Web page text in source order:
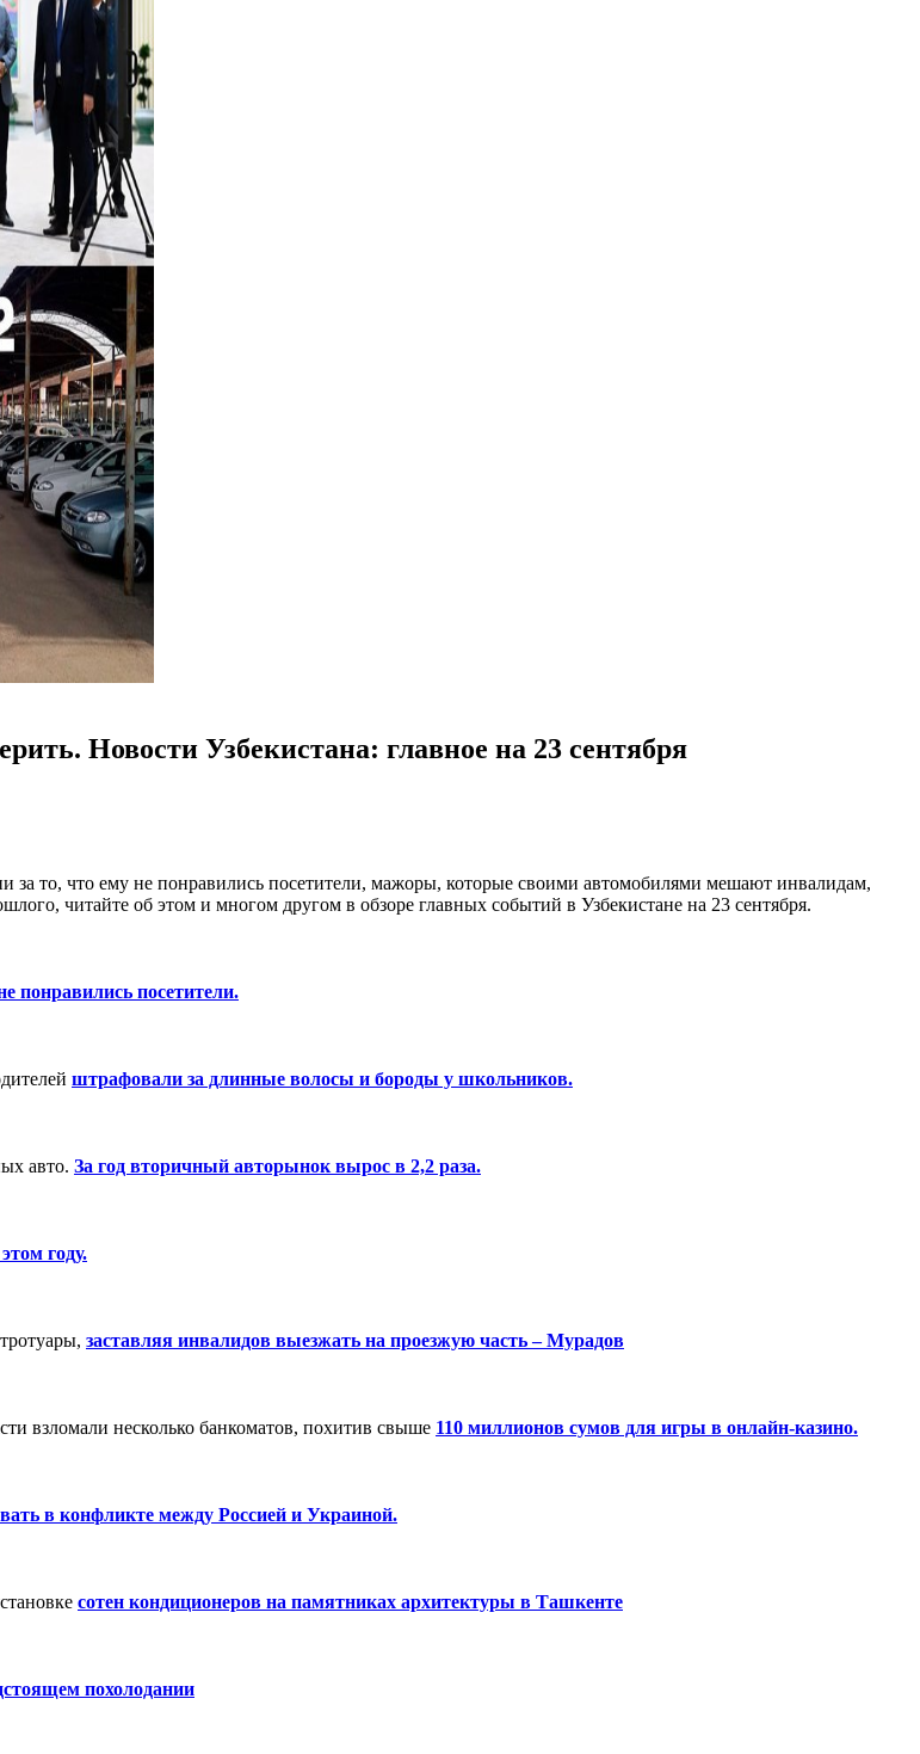
Новости Узбекистана: главное на 23 сентября
за то, что ему не понравились посетители, мажоры, которые своими автомобилями мешают инвалидам,
читайте об этом и многом другом в обзоре главных событий в Узбекистане на 23 сентября.
понравились посетители.
штрафовали за длинные волосы и бороды у школьников.
авто. За год вторичный авторынок вырос в 2,2 раза.
году.
заставляя инвалидов выезжать на проезжую часть – Мурадов
взломали несколько банкоматов, похитив свыше 110 миллионов сумов для игры в онлайн-казино.
в конфликте между Россией и Украиной.
сотен кондиционеров на памятниках архитектуры в Ташкенте
похолодании